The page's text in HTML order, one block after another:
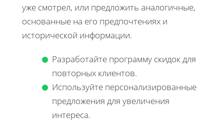
уже смотрел, или предложить аналогичные,
основанные на его предпочтениях и
исторической информации.
Разработайте программу скидок для
повторных клиентов.
Используйте персонализированные
предложения для увеличения
интереса.